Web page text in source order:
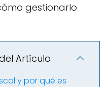
gestionarlo
Artículo
y por qué es